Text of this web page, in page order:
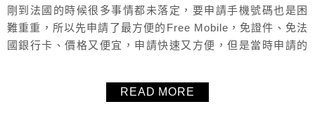
剛到法國的時候很多事情都未落定，要申請手機號碼也是困
難重重，所以先申請了最方便的Free Mobile，免證件、免法
國銀行卡、價格又便宜，申請快速又方便，但是當時申請的
歐元的方案，所以當然是趕快換家啊！剛好12月SOSH有在
推出優惠方案（據說通常都是6月和12月會各有一波優惠方
READ MORE